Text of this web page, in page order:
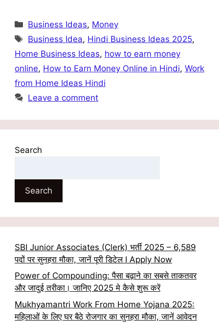
Categories
Business Ideas, Money
Tags
Business Idea, Hindi Business Ideas 2025,
Home Business Ideas, how to earn money
online, How to Earn Money Online in Hindi, Work
from Home Ideas Hindi
Leave a comment
Search
Search
SBI Junior Associates (Clerk) भर्ती 2025 – 6,589
पदों पर सुनहरा मौका, जानें पूरी डिटेल I Apply Now
Power of Compounding: पैसा बढ़ाने का सबसे ताकतवर
और जादुई तरीका। जानिए 2025 मे कैसे शुरू करें
Mukhyamantri Work From Home Yojana 2025:
महिलाओं के लिए घर बैठे रोजगार का सुनहरा मौका, जानें आवेदन